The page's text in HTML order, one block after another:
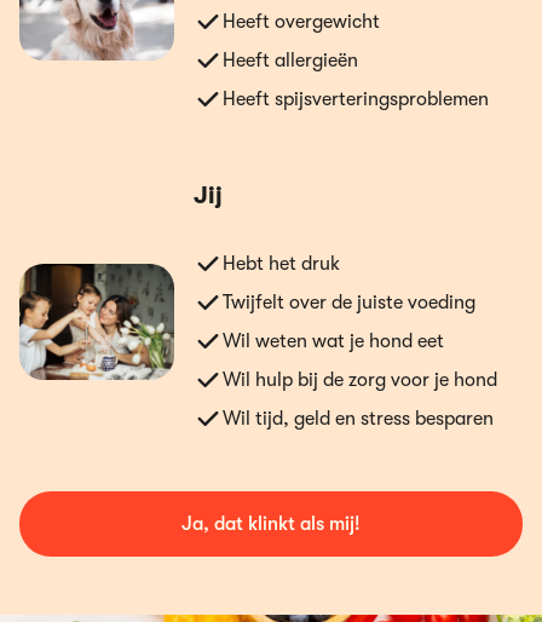
Heeft overgewicht
Heeft allergieën
Heeft spijsverteringsproblemen
Jij
Hebt het druk
Twijfelt over de juiste voeding
Wil weten wat je hond eet
Wil hulp bij de zorg voor je hond
Wil tijd, geld en stress besparen
Ja, dat klinkt als mij!